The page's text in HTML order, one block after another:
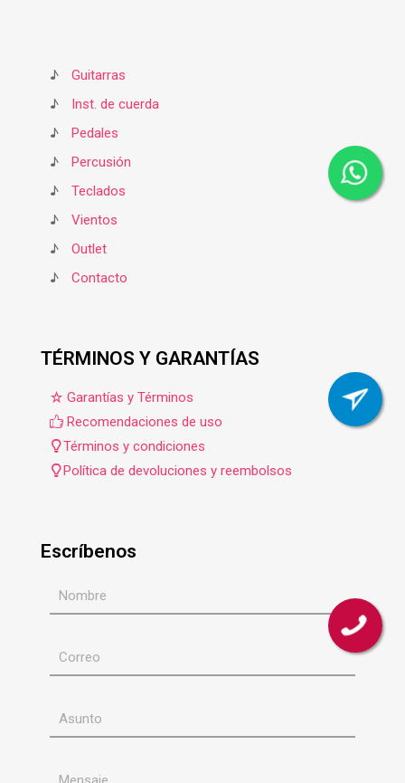
♪
Guitarras
♪
Inst. de cuerda
♪
Pedales
♪
Percusión
♪
Teclados
♪
Vientos
♪
Outlet
♪
Contacto
TÉRMINOS Y GARANTÍAS
Garantías y Términos
Recomendaciones de uso
Términos y condiciones
Política de devoluciones y reembolsos
Escríbenos